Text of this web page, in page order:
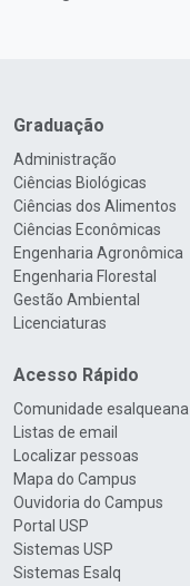
Graduação
Administração
Ciências Biológicas
Ciências dos Alimentos
Ciências Econômicas
Engenharia Agronômica
Engenharia Florestal
Gestão Ambiental
Licenciaturas
Acesso Rápido
Comunidade esalqueana
Listas de email
Localizar pessoas
Mapa do Campus
Ouvidoria do Campus
Portal USP
Sistemas USP
Sistemas Esalq